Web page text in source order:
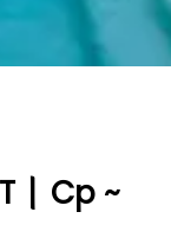
| Cp ~